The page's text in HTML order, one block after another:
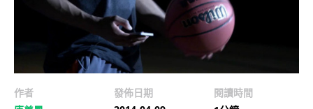
作者
發佈日期
閱讀時間